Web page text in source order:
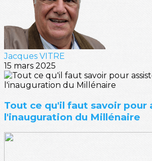
Jacques VITRE
15 mars 2025
Tout ce qu'il faut savoir pour
l'inauguration du Millénaire